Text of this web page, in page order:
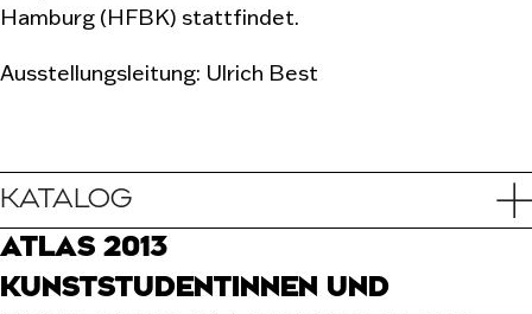
Hamburg (HFBK) stattfindet.
Ausstellungsleitung: Ulrich Best
KATALOG
ATLAS 2013
KUNSTSTUDENTINNEN UND